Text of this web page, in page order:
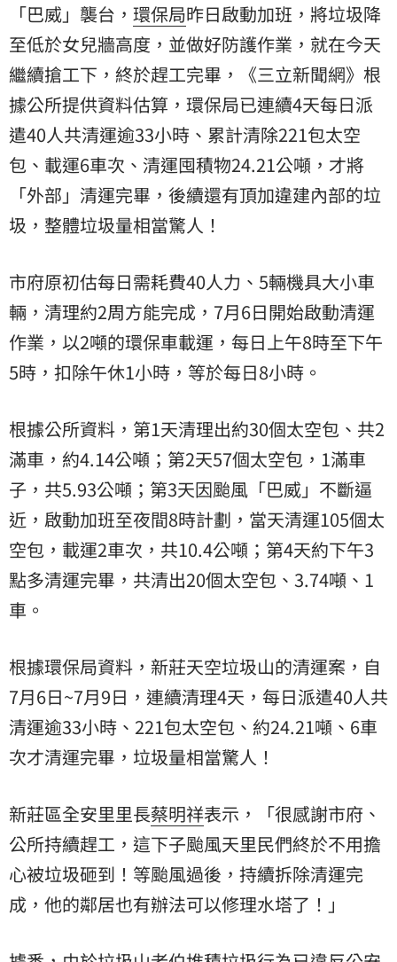
「巴威」襲台， 環保局昨日啟動加班，將垃圾降
至低於女兒牆高度，並做好防護作業，就在今天
繼續搶工下，終於趕工完畢，《三立新聞網》根
據公所提供資料估算，環保局已連續4天每日派
遣40人共清運逾33小時、累計清除221包太空
包、載運6車次、清運囤積物24.21公噸，才將
「外部」清運完畢，後續還有頂加違建內部的垃
圾，整體垃圾量相當驚人！
市府原初估每日需耗費40人力、5輛機具大小車
輛，清理約2周方能完成，7月6日開始啟動清運
作業，以2噸的環保車載運，每日上午8時至下午
5時，扣除午休1小時，等於每日8小時。
根據公所資料，第1天清理出約30個太空包、共2
滿車，約4.14公噸；第2天57個太空包，1滿車
子，共5.93公噸；第3天因颱風「巴威」不斷逼
近，啟動加班至夜間8時計劃，當天清運105個太
空包，載運2車次，共10.4公噸；第4天約下午3
點多清運完畢，共清出20個太空包、3.74噸、1
車。
根據環保局資料，新莊天空垃圾山的清運案，自
7月6日~7月9日，連續清理4天，每日派遣40人共
清運逾33小時、221包太空包、約24.21噸、6車
次才清運完畢，垃圾量相當驚人！
新莊區全安里里長蔡明祥表示，「很感謝市府、
公所持續趕工，這下子颱風天里民們終於不用擔
心被垃圾砸到！等颱風過後，持續拆除清運完
成，他的鄰居也有辦法可以修理水塔了！」